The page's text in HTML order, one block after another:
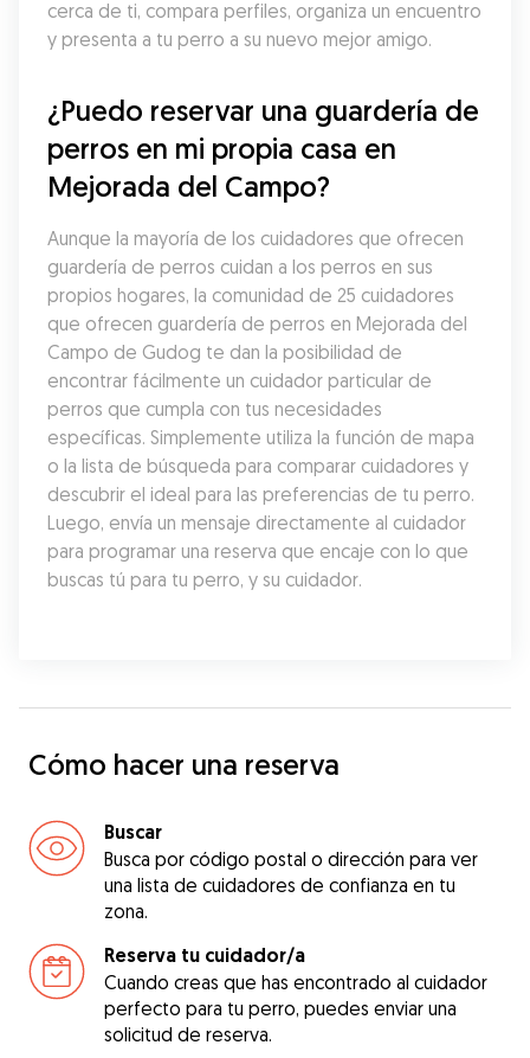
cerca de ti, compara perfiles, organiza un encuentro
y presenta a tu perro a su nuevo mejor amigo.
¿Puedo reservar una guardería de
perros en mi propia casa en
Mejorada del Campo?
Aunque la mayoría de los cuidadores que ofrecen
guardería de perros cuidan a los perros en sus
propios hogares, la comunidad de 25 cuidadores
que ofrecen guardería de perros en Mejorada del
Campo de Gudog te dan la posibilidad de
encontrar fácilmente un cuidador particular de
perros que cumpla con tus necesidades
específicas. Simplemente utiliza la función de mapa
o la lista de búsqueda para comparar cuidadores y
descubrir el ideal para las preferencias de tu perro.
Luego, envía un mensaje directamente al cuidador
para programar una reserva que encaje con lo que
buscas tú para tu perro, y su cuidador.
Cómo hacer una reserva
Buscar
Busca por código postal o dirección para ver
una lista de cuidadores de confianza en tu
zona.
Reserva tu cuidador/a
Cuando creas que has encontrado al cuidador
perfecto para tu perro, puedes enviar una
solicitud de reserva.